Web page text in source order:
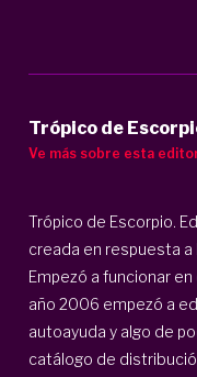
Trópico de
Ve más sobre esta
Trópico de Escorpio.
creada en respuesta
Empezó a funcionar
año 2006 empezó a
autoayuda y algo de
catálogo de